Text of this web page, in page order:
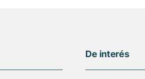
De interés